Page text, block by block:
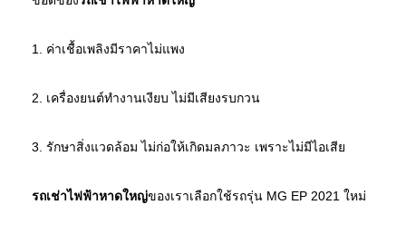
1. ค่าเชื้อเพลิงมีราคาไม่แพง
2. เครื่องยนต์ทำงานเงียบ ไม่มีเสียงรบกวน
3. รักษาสิ่งแวดล้อม ไม่ก่อให้เกิดมลภาวะ เพราะไม่มีไอเสีย
รถเช่าไฟฟ้าหาดใหญ่ของเราเลือกใช้รถรุ่น MG EP 2021 ใหม่